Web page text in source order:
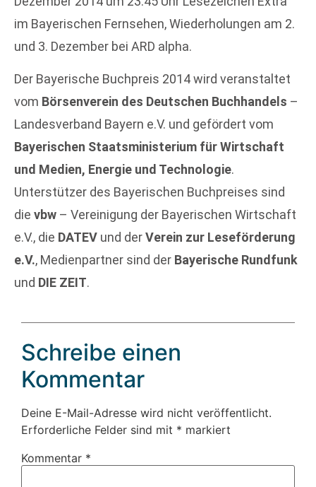
im Bayerischen Fernsehen, Wiederholungen am 2.
und 3. Dezember bei ARD alpha.
Der Bayerische Buchpreis 2014 wird veranstaltet
vom Börsenverein des Deutschen Buchhandels –
Landesverband Bayern e.V. und gefördert vom
Bayerischen Staatsministerium für Wirtschaft
und Medien, Energie und Technologie.
Unterstützer des Bayerischen Buchpreises sind
die vbw – Vereinigung der Bayerischen Wirtschaft
e.V., die DATEV und derVerein zur Leseförderung
e.V., Medienpartner sind der Bayerische Rundfunk
und DIE ZEIT.
Schreibe einen
Kommentar
Deine E-Mail-Adresse wird nicht veröffentlicht.
Erforderliche Felder sind mit * markiert
Kommentar *